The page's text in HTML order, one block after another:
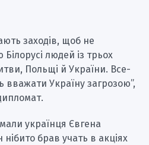
заходів, щоб не
людей із трьох
Польщі й України. Все-
Україну загрозою”,
українця Євгена
брав учать в акціях